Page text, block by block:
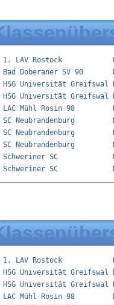
1. LAV Rostock
Doberaner SV 90
Universität Greifswal
Universität Greifswal
Mühl Rosin 98
Neubrandenburg
Neubrandenburg
Neubrandenburg
SC
1. LAV Rostock
Universität Greifswal
Universität Greifswal
Mühl Rosin 98